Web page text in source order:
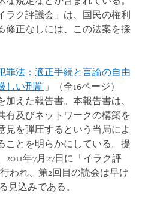
ラク評議会」は、国民の権利
修正なしには、この法案を採
罪法：適正手続と言論の自由
しい刑罰 」（全16ページ）
えた報告書。本報告書は、
有及びネットワークの構築を
見を弾圧するという当局によ
ことを明らかにしている。提
年7月27日に「イラク評
われ、第2回目の読会は早け
見込みである。